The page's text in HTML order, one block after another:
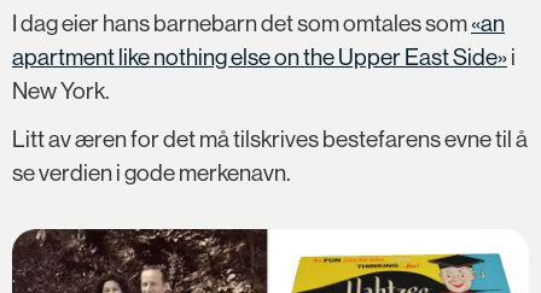
I dag eier hans barnebarn det som omtales som «an
apartment like nothing else on the Upper East Side» i
New York.
Litt av æren for det må tilskrives bestefarens evne til å
se verdien i gode merkenavn.